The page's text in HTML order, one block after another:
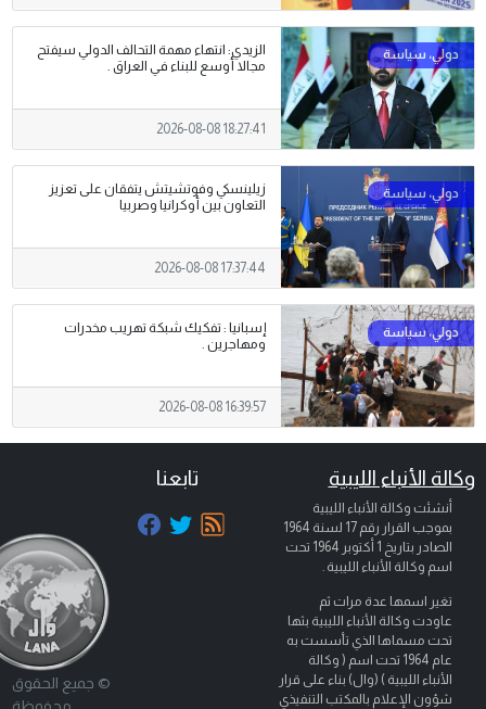
الزيدي: انتهاء مهمة التحالف الدولي سيفتح
مجالا أوسع للبناء في العراق .
2026-08-08 18:27:41
زيلينسكي وفوتشيتش يتفقان على تعزيز
التعاون بين أوكرانيا وصربيا
2026-08-08 17:37:44
إسبانيا : تفكيك شبكة تهريب مخدرات
ومهاجرين .
2026-08-08 16:39:57
وكالة الأنباء الليبية
أنشئت وكالة الأنباء الليبية
بموجب القرار رقم 17 لسنة 1964
الصادر بتاريخ 1 أكتوبر 1964
تحت
اسم وكالة الأنباء الليبية .
تغير اسمها عدة مرات ثم
عاودت وكالة الأنباء الليبية بثها
تحت مسماها الذي تأسست به
عام 1964 تحت اسم ( وكالة
الأنباء الليبية ) (وال) بناء على قرار
شؤون الإعلام بالمكتب التنفيذي
تابعنا
© جميع الحقوق
محفوظة